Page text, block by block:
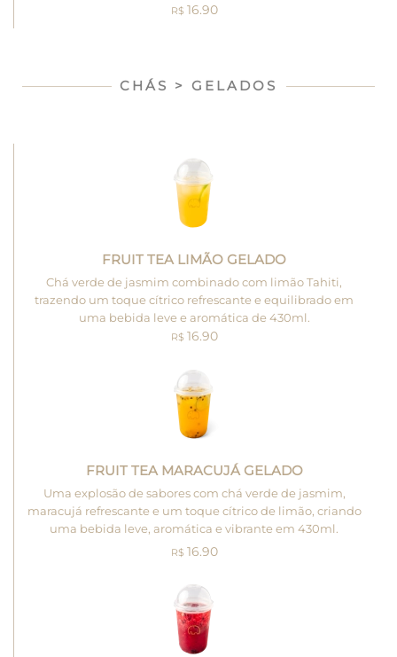
R$ 16.90
CHÁS > GELADOS
FRUIT TEA LIMÃO GELADO
Chá verde de jasmim combinado com limão Tahiti,
trazendo um toque cítrico refrescante e equilibrado em
uma bebida leve e aromática de 430ml.
R$ 16.90
FRUIT TEA MARACUJÁ GELADO
Uma explosão de sabores com chá verde de jasmim,
maracujá refrescante e um toque cítrico de limão, criando
uma bebida leve, aromática e vibrante em 430ml.
R$ 16.90